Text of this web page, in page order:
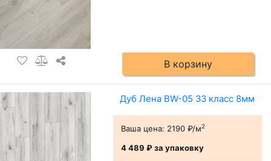
В корзину
Дуб Лена BW-05 33 класс 8мм
Ваша цена: 2190 ₽/м2
4 489 ₽за упаковку